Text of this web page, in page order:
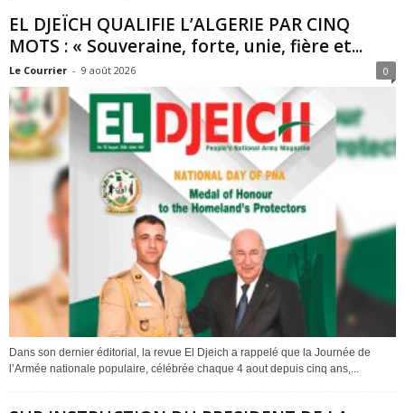
EL DJEÏCH QUALIFIE L’ALGERIE PAR CINQ
MOTS : « Souveraine, forte, unie, fière et...
Le Courrier - 9 août 2026 0
Dans son dernier éditorial, la revue El Djeich a rappelé que la Journée de
l’Armée nationale populaire, célébrée chaque 4 aout depuis cinq ans,...